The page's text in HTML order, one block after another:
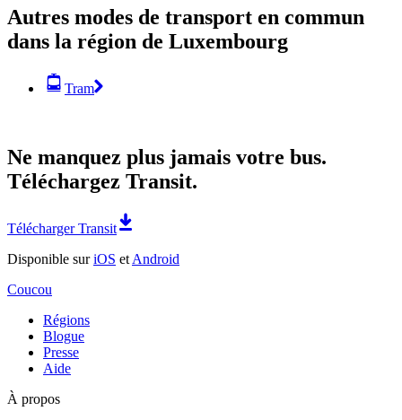
Autres modes de transport en commun
dans la région de Luxembourg
Tram
Ne manquez plus jamais votre bus.
Téléchargez Transit.
Télécharger Transit
Disponible suriOS et Android
Coucou
Régions
Blogue
Presse
Aide
À propos